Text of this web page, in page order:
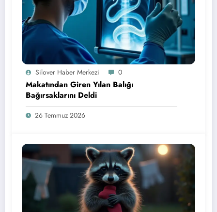
Silover Haber Merkezi 0
Makatından Giren Yılan Balığı
Bağırsaklarını Deldi
26 Temmuz 2026